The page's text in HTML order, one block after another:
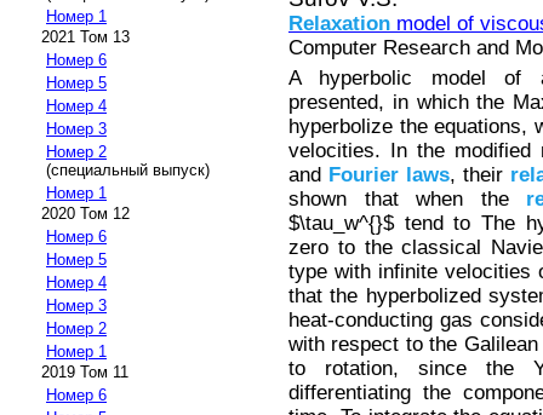
Номер 1
2021 Том 13
Номер 6
Номер 5
Номер 4
Номер 3
Номер 2
(специальный выпуск)
Номер 1
2020 Том 12
Номер 6
Номер 5
Номер 4
Номер 3
Номер 2
Номер 1
2019 Том 11
Номер 6
Relaxation model of
Computer Research and
A hyperbolic model of
presented, in which the
hyperbolize the equations,
velocities. In the modified
and Fourier laws, their
shown that when the
$\tau_w^{}$ tend to The
zero to the classical
type with infinite velocities
that the hyperbolized
heat-conducting gas
with respect to the
to rotation, since the
differentiating the